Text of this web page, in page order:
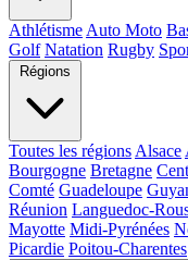
Athlétisme Auto Moto
Golf Natation Rugby
Régions
Toutes les régions Alsace
Bourgogne Bretagne
Comté Guadeloupe
Réunion Languedoc-
Mayotte Midi-Pyrénées
Picardie Poitou-Charentes